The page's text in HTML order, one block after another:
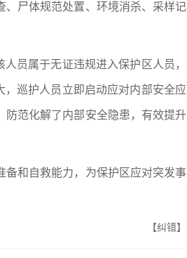
、尸体规范处置、环境消杀、采样记
员属于无证违规进入保护区人员，
巡护人员立即启动应对内部安全应
防范化解了内部安全隐患，有效提升
备和自救能力，为保护区应对突发事
【纠错】